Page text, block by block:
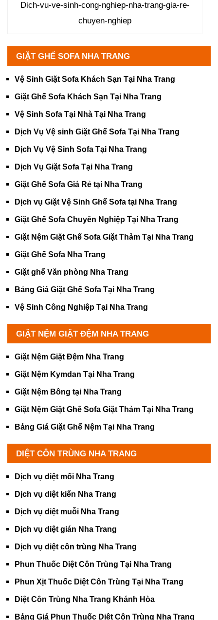
Dich-vu-ve-sinh-cong-nghiep-nha-trang-gia-re-
chuyen-nghiep
GIẶT GHẾ SOFA NHA TRANG
Vệ Sinh Giặt Sofa Khách Sạn Tại Nha Trang
Giặt Ghế Sofa Khách Sạn Tại Nha Trang
Vệ Sinh Sofa Tại Nhà Tại Nha Trang
Dịch Vụ Vệ sinh Giặt Ghế Sofa Tại Nha Trang
Dịch Vụ Vệ Sinh Sofa Tại Nha Trang
Dịch Vụ Giặt Sofa Tại Nha Trang
Giặt Ghế Sofa Giá Rẻ tại Nha Trang
Dịch vụ Giặt Vệ Sinh Ghế Sofa tại Nha Trang
Giặt Ghế Sofa Chuyên Nghiệp Tại Nha Trang
Giặt Nệm Giặt Ghế Sofa Giặt Thảm Tại Nha Trang
Giặt Ghế Sofa Nha Trang
Giặt ghế Văn phòng Nha Trang
Bảng Giá Giặt Ghế Sofa Tại Nha Trang
Vệ Sinh Công Nghiệp Tại Nha Trang
GIẶT NỆM GIẶT ĐỆM NHA TRANG
Giặt Nệm Giặt Đệm Nha Trang
Giặt Nệm Kymdan Tại Nha Trang
Giặt Nệm Bông tại Nha Trang
Giặt Nệm Giặt Ghế Sofa Giặt Thảm Tại Nha Trang
Bảng Giá Giặt Ghế Nệm Tại Nha Trang
DIỆT CÔN TRÙNG NHA TRANG
Dịch vụ diệt mối Nha Trang
Dịch vụ diệt kiến Nha Trang
Dịch vụ diệt muỗi Nha Trang
Dịch vụ diệt gián Nha Trang
Dịch vụ diệt côn trùng Nha Trang
Phun Thuốc Diệt Côn Trùng Tại Nha Trang
Phun Xịt Thuốc Diệt Côn Trùng Tại Nha Trang
Diệt Côn Trùng Nha Trang Khánh Hòa
Bảng Giá Phun Thuốc Diệt Côn Trùng Nha Trang